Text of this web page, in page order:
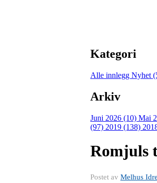
Kategori
Alle innlegg Nyhet
Arkiv
Juni 2026 (10) Mai
(97) 2019 (138)
Romjuls
Postet av Melhus